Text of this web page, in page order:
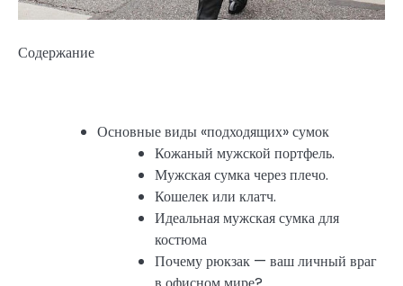
Содержание
Основные виды «подходящих» сумок
Кожаный мужской портфель.
Мужская сумка через плечо.
Кошелек или клатч.
Идеальная мужская сумка для
костюма
Почему рюкзак — ваш личный враг